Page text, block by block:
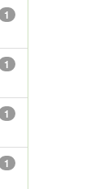
1
1
1
1